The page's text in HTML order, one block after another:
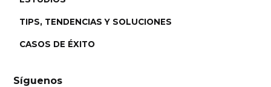
TIPS, TENDENCIAS Y SOLUCIONES
CASOS DE ÉXITO
Síguenos